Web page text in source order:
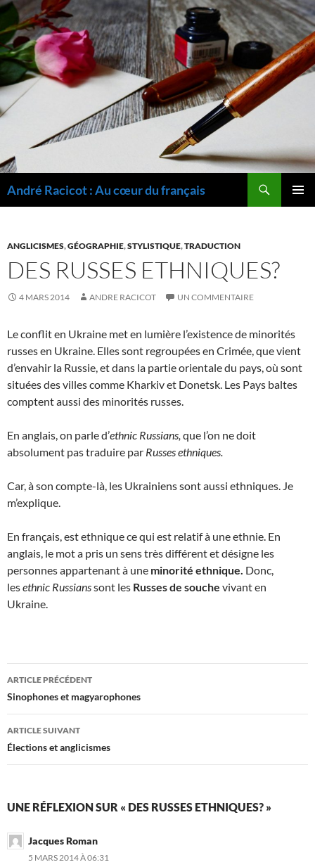
André Racicot : Au cœur du français
ANGLICISMES,GÉOGRAPHIE,STYLISTIQUE,TRADUCTION
DES RUSSES ETHNIQUES?
4 MARS 2014 ANDRE RACICOT UN COMMENTAIRE
Le conflit en Ukraine met en lumière l’existence de minorités
russes en Ukraine. Elles sont regroupées en Crimée, que vient
d’envahir la Russie, et dans la partie orientale du pays, où sont
situées des villes comme Kharkiv et Donetsk. Les Pays baltes
comptent aussi des minorités russes.
En anglais, on parle d’ethnic Russians, que l’on ne doit
absolument pas traduire par Russes ethniques.
Car, à son compte-là, les Ukrainiens sont aussi ethniques. Je
m’explique.
En français, est ethnique ce qui est relatif à une ethnie. En
anglais, le mot a pris un sens très différent et désigne les
personnes appartenant à une minorité ethnique. Donc,
lesethnic Russianssont les Russes de souche vivant en
Ukraine.
Navigation
des
articles
ARTICLE PRÉCÉDENT
Sinophones et magyarophones
ARTICLE SUIVANT
Élections et anglicismes
UNE RÉFLEXION SUR « DES RUSSES ETHNIQUES? »
Jacques Roman
5 MARS 2014 À 06:31